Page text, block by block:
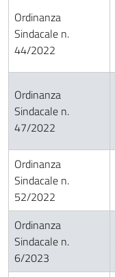
Ordinanza
Sindacale n.
44/2022
Ordinanza
Sindacale n.
47/2022
Ordinanza
Sindacale n.
52/2022
Ordinanza
Sindacale n.
6/2023